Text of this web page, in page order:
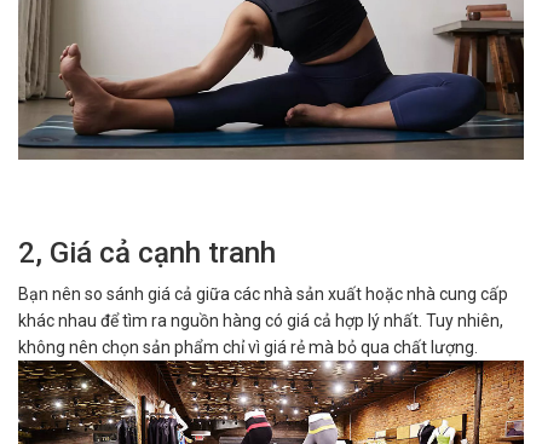
2, Giá cả cạnh tranh
Bạn nên so sánh giá cả giữa các nhà sản xuất hoặc nhà cung cấp
khác nhau để tìm ra nguồn hàng có giá cả hợp lý nhất. Tuy nhiên,
không nên chọn sản phẩm chỉ vì giá rẻ mà bỏ qua chất lượng.